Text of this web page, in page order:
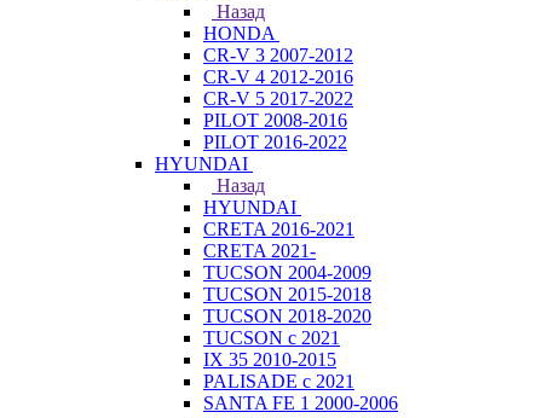
Назад
HONDA
CR-V 3 2007-2012
CR-V 4 2012-2016
CR-V 5 2017-2022
PILOT 2008-2016
PILOT 2016-2022
HYUNDAI
Назад
HYUNDAI
CRETA 2016-2021
CRETA 2021-
TUCSON 2004-2009
TUCSON 2015-2018
TUCSON 2018-2020
TUCSON с 2021
IX 35 2010-2015
PALISADE с 2021
SANTA FE 1 2000-2006